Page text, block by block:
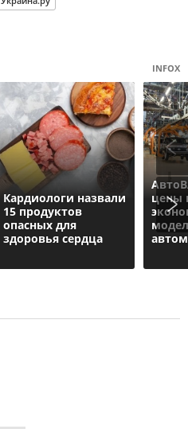
INFOX
Кардиологи назвали
15 продуктов
опасных для
здоровья сердца
цены